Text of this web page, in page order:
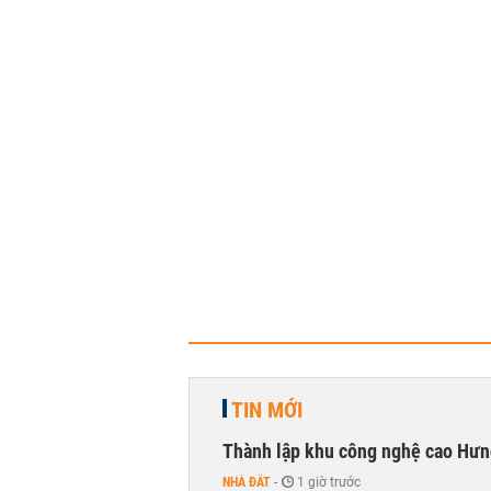
TIN MỚI
Thành lập khu công nghệ cao
NHÀ ĐẤT - 1 giờ trước